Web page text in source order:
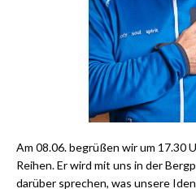
Am 08.06. begrüßen wir um 17.30
Reihen. Er wird mit uns in der
darüber sprechen, was unsere